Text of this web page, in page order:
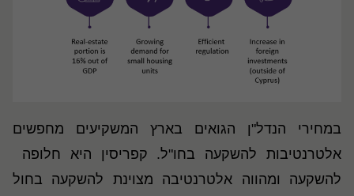
במחירי הנדל"ן הגואים בארץ המשקיעים מחפשים
אלטרנטיבות להשקעה בחו"ל. קפריסין היא חלופה
להשקעה ומהווה אלטרנטיבה מצוינת להשקעה בחול